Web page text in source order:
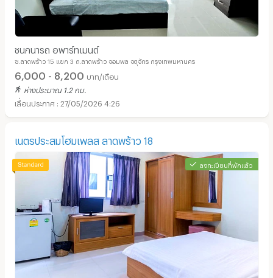
ชนกนารถ อพาร์ทเมนต์
ซ.ลาดพร้าว 15 แยก 3 ถ.ลาดพร้าว จอมพล จตุจักร กรุงเทพมหานคร
6,000 - 8,200 บาท/เดือน
ห่างประมาณ 1.2 กม.
27/05/2026 4:26
เนตรประสมโฮมเพลส ลาดพร้าว 18
ลงทะเบียนที่พักแล้ว